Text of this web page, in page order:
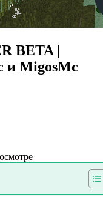
BETA |
и MigosMc